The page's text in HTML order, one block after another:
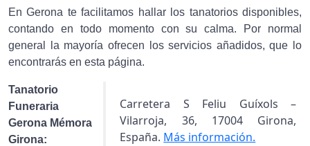
En Gerona te facilitamos hallar los tanatorios disponibles,
contando en todo momento con su calma. Por normal
general la mayoría ofrecen los servicios añadidos, que lo
encontrarás en esta página.
Tanatorio
Funeraria
Gerona Mémora
Girona:
Carretera S Feliu Guíxols –
Vilarroja, 36, 17004 Girona,
España. Más información.